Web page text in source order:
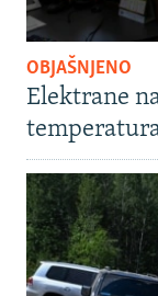
OBJAŠNJENO
Elektrane